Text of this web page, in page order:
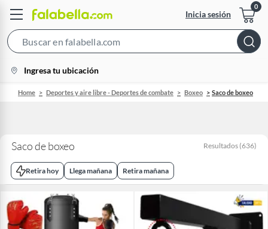
Inicia sesión
Bar
location-
icon
Ingresa tu ubicación
Home Deportes y aire libre - Deportes de combate Boxeo Saco de boxeo
Saco de boxeo Resultados (636)
Retira hoy Llega mañana Retira mañana